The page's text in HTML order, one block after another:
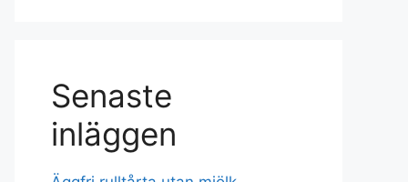
Senaste
inläggen